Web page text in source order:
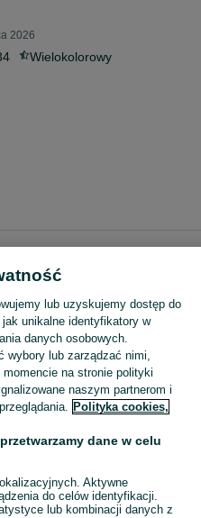
2026
Wielokolorowy
na roczek dla chłopca Zobacz
lub uzyskujemy dostęp do
unikalne identyfikatory w
danych osobowych.
wybory lub zarządzać nimi,
na stronie polityki
naszym partnerom i
Polityka cookies,
dane w celu
Aktywne
do celów identyfikacji.
lub kombinacji danych z